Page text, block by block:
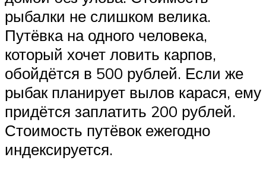
рыбалки не слишком велика.
Путёвка на одного человека,
который хочет ловить карпов,
обойдётся в 500 рублей. Если же
рыбак планирует вылов карася, ему
придётся заплатить 200 рублей.
Стоимость путёвок ежегодно
индексируется.